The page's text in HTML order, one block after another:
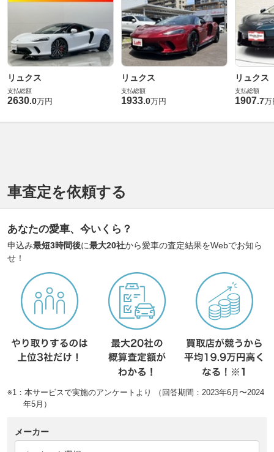
リュクス
支払総額
2630.0万円
リュクス
支払総額
1933.0万円
リュクス
支払総額
1907.7万
車査定を依頼する
あなたの愛車、今いくら？
申込み最短3時間後に最大20社から愛車の査定結果をWebでお知ら
せ！
※1：本サービスで実施のアンケートより （回答期間：2023年6月〜2024
年5月）
メーカー